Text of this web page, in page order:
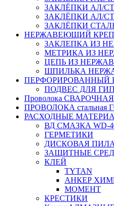
ЗАКЛЁПКИ АЛ/
ЗАКЛЁПКИ АЛ/
ЗАКЛЁПКИ
НЕРЖАВЕЮЩИЙ
ЗАКЛЕПКА ИЗ
МЕТРИКА ИЗ
ЦЕПЬ ИЗ
ШПИЛЬКА
ПЕРФОРИРОВАННЫЙ
ПОДВЕС ДЛЯ
Проволока
ПРОВОЛОКА стальная
РАСХОДНЫЕ
ВД СМАЗКА WD-
ГЕРМЕТИКИ
ДИСКОВАЯ ПИЛА
ЗАЩИТНЫЕ
КЛЕЙ
TYTAN
АНКЕР
МОМЕНТ
КРЕСТИКИ